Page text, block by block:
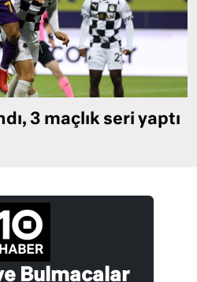
3 maçlık seri yaptı
Bulmacalar